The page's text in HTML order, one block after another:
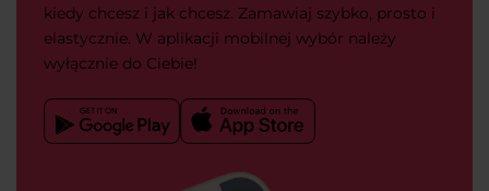
kiedy chcesz i jak chcesz. Zamawiaj szybko, prosto i
elastycznie. W aplikacji mobilnej wybór należy
wyłącznie do Ciebie!